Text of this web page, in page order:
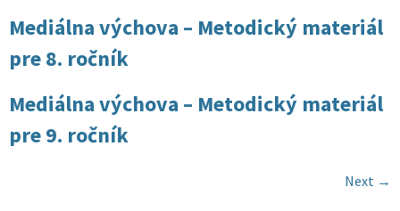
Mediálna výchova – Metodický materiál
pre 8. ročník
Mediálna výchova – Metodický materiál
pre 9. ročník
Next →